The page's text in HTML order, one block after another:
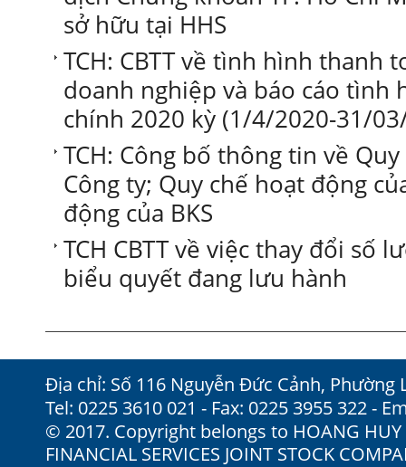
sở hữu tại HHS
TCH: CBTT về tình hình thanh
doanh nghiệp và báo cáo tình
chính 2020 kỳ (1/4/2020-31/
TCH: Công bố thông tin về
Công ty; Quy chế hoạt động
động của BKS
TCH CBTT về việc thay đổi số
biểu quyết đang lưu hành
Địa chỉ: Số 116 Nguyễn Đức Cảnh, Phường
Tel: 0225 3610 021 - Fax: 0225 3955 322 -
© 2017. Copyright belongs to HOANG HUY
FINANCIAL SERVICES JOINT STOCK